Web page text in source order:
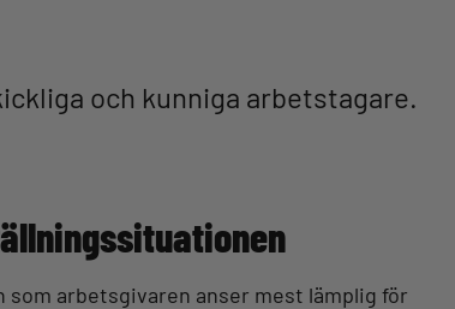
och kunniga arbetstagare.
arbetsgivaren anser mest lämplig för